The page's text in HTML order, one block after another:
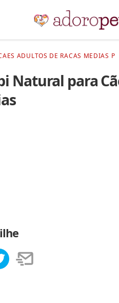
ADULTOS DE RACAS MEDIAS P
Natural para